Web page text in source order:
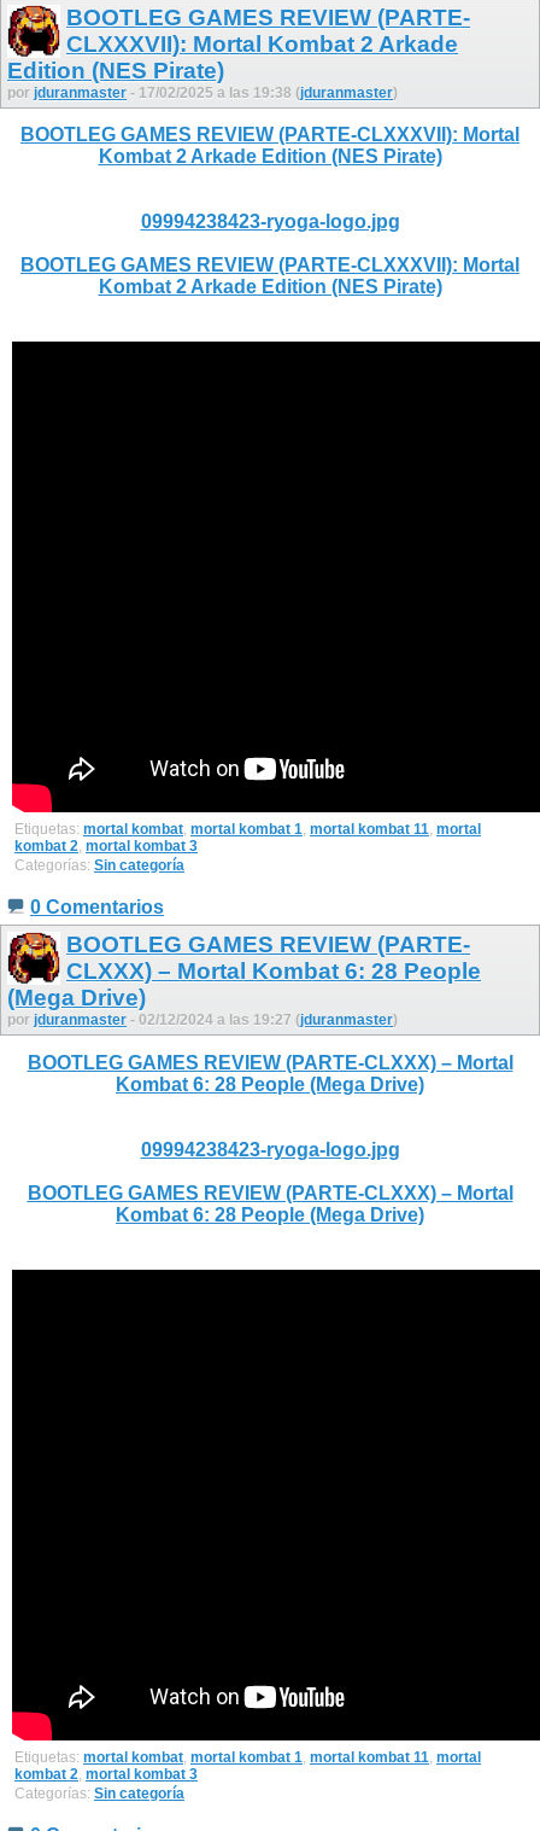
BOOTLEG GAMES REVIEW (PARTE-
CLXXXVII): Mortal Kombat 2 Arkade
Edition (NES Pirate)
por jduranmaster - 17/02/2025 a las 19:38 (jduranmaster)
BOOTLEG GAMES REVIEW (PARTE-CLXXXVII): Mortal
Kombat 2 Arkade Edition (NES Pirate)
09994238423-ryoga-logo.jpg
BOOTLEG GAMES REVIEW (PARTE-CLXXXVII): Mortal
Kombat 2 Arkade Edition (NES Pirate)
Etiquetas: mortal kombat, mortal kombat 1, mortal kombat 11, mortal
kombat 2, mortal kombat 3
Categorías: Sin categoría
0 Comentarios
BOOTLEG GAMES REVIEW (PARTE-
CLXXX) – Mortal Kombat 6: 28 People
(Mega Drive)
por jduranmaster - 02/12/2024 a las 19:27 (jduranmaster)
BOOTLEG GAMES REVIEW (PARTE-CLXXX) – Mortal
Kombat 6: 28 People (Mega Drive)
09994238423-ryoga-logo.jpg
BOOTLEG GAMES REVIEW (PARTE-CLXXX) – Mortal
Kombat 6: 28 People (Mega Drive)
Etiquetas: mortal kombat mortal kombat 1 mortal kombat 11 mortal
kombat 2 mortal kombat 3
Categorías: Sin categoría